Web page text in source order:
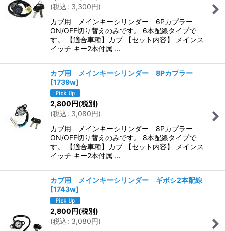
(税込: 3,300円)
カブ用 メインキーシリンダー 6Pカプラー
ON/OFF切り替えのみです。 6本配線タイプで
す。 【適合車種】カブ 【セット内容】 メインス
イッチ キー2本付属 …
カブ用 メインキーシリンダー 8Pカプラー
[1739w]
2,800円(税別)
(税込: 3,080円)
カブ用 メインキーシリンダー 8Pカプラー
ON/OFF切り替えのみです。 8本配線タイプで
す。 【適合車種】カブ 【セット内容】 メインス
イッチ キー2本付属 …
カブ用 メインキーシリンダー ギボシ2本配線
[1743w]
2,800円(税別)
(税込: 3,080円)